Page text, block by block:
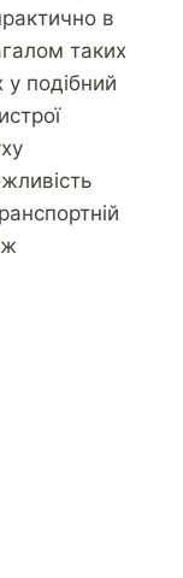
в
таких
подібний